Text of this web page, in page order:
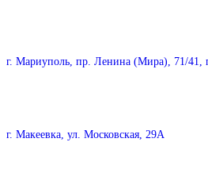
г. Мариуполь, пр. Ленина (Мира), 71/41,
г. Макеевка, ул. Московская, 29А